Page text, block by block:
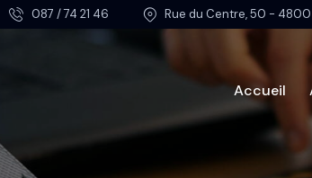
087 / 74 21 46 Rue du Centre, 50 - 4800
Accueil